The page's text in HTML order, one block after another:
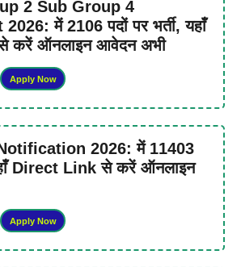
2 Sub Group 4
में 2106 पदों पर भर्ती, यहाँ
करें ऑनलाइन आवेदन अभी
Apply Now
2026: में 11403
Direct Link से करें ऑनलाइन
Apply Now